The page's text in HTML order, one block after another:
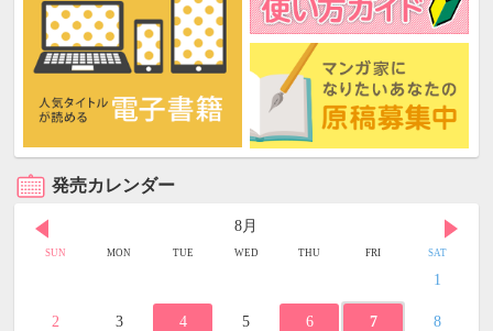
発売カレンダー
8月
SUN MON TUE WED THU FRI SAT
1
2 3 4 5 6 7 8